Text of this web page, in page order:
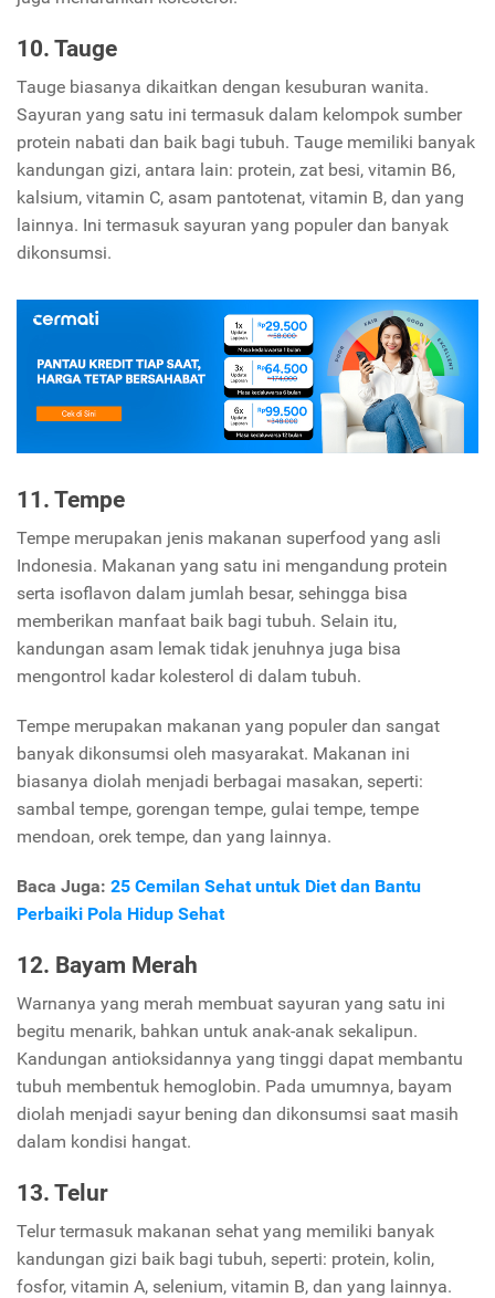
10. Tauge
Tauge biasanya dikaitkan dengan kesuburan wanita.
Sayuran yang satu ini termasuk dalam kelompok sumber
protein nabati dan baik bagi tubuh. Tauge memiliki banyak
kandungan gizi, antara lain: protein, zat besi, vitamin B6,
kalsium, vitamin C, asam pantotenat, vitamin B, dan yang
lainnya. Ini termasuk sayuran yang populer dan banyak
dikonsumsi.
11. Tempe
Tempe merupakan jenis makanan superfood yang asli
Indonesia. Makanan yang satu ini mengandung protein
serta isoflavon dalam jumlah besar, sehingga bisa
memberikan manfaat baik bagi tubuh. Selain itu,
kandungan asam lemak tidak jenuhnya juga bisa
mengontrol kadar kolesterol di dalam tubuh.
Tempe merupakan makanan yang populer dan sangat
banyak dikonsumsi oleh masyarakat. Makanan ini
biasanya diolah menjadi berbagai masakan, seperti:
sambal tempe, gorengan tempe, gulai tempe, tempe
mendoan, orek tempe, dan yang lainnya.
Baca Juga: 25 Cemilan Sehat untuk Diet dan Bantu
Perbaiki Pola Hidup Sehat
12. Bayam Merah
Warnanya yang merah membuat sayuran yang satu ini
begitu menarik, bahkan untuk anak-anak sekalipun.
Kandungan antioksidannya yang tinggi dapat membantu
tubuh membentuk hemoglobin. Pada umumnya, bayam
diolah menjadi sayur bening dan dikonsumsi saat masih
dalam kondisi hangat.
13. Telur
Telur termasuk makanan sehat yang memiliki banyak
kandungan gizi baik bagi tubuh, seperti: protein, kolin,
fosfor, vitamin A, selenium, vitamin B, dan yang lainnya.